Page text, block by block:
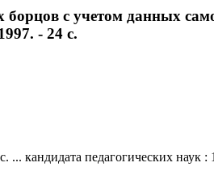
с учетом данных
- 24 с.
кандидата педагогических